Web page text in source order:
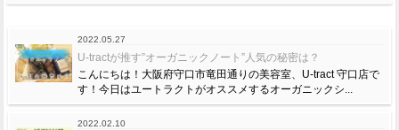
2022.05.27
U-tractが推す”オーガニックノート”人気の秘密は？
こんにちは！大阪府守口市竜田通りの美容室、U-tract 守口店で
す！今日はユートラクトがオススメするオーガニックシ...
2022.02.10